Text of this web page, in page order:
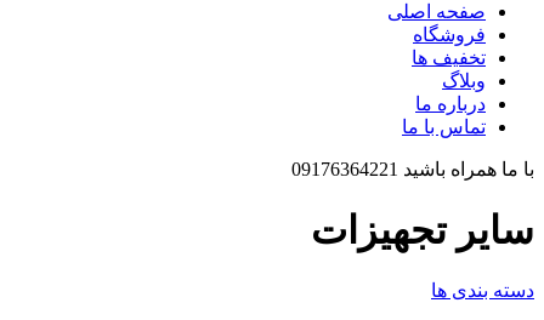
صفحه اصلی
فروشگاه
تخفیف ها
وبلاگ
درباره ما
تماس با ما
با ما همراه باشید 09176364221
سایر تجهیزات
دسته بندی ها